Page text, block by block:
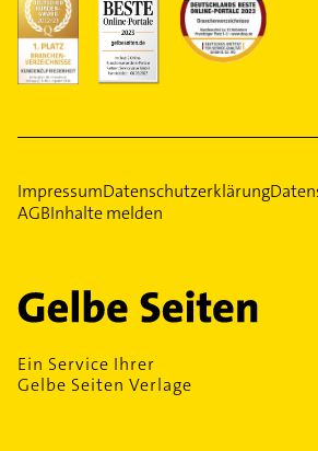
ImpressumDatenschutzerklärung
AGBInhalte melden
Ein Service Ihrer
Gelbe Seiten Verlage